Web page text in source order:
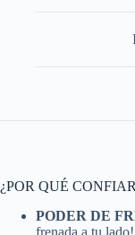
¿POR QUÉ
PODER DE